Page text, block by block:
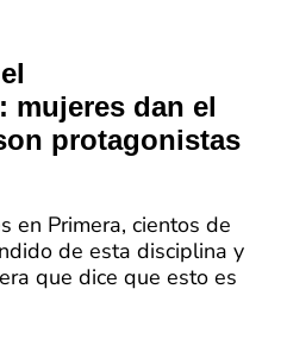
mujeres dan el
protagonistas
en Primera, cientos de
de esta disciplina y
que dice que esto es